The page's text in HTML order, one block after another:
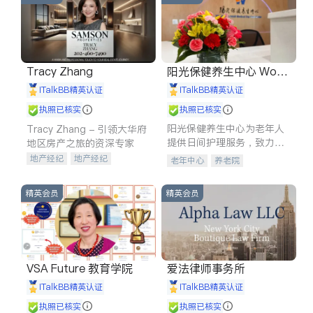
Tracy Zhang
iTalkBB精英认证
执照已核实
Tracy Zhang - 引领大华府
地区房产之旅的资深专家
地产经纪
地产经纪
商铺租售
开发商建商
阳光保健养生中心 World
shine
iTalkBB精英认证
执照已核实
阳光保健养生中心为老年人
提供日间护理服务，致力于
通过持续的护理创新来有效
老年中心 养老院
精英会员
VSA Future 教育学院
iTalkBB精英认证
执照已核实
精英会员
爱法律师事务所
iTalkBB精英认证
执照已核实